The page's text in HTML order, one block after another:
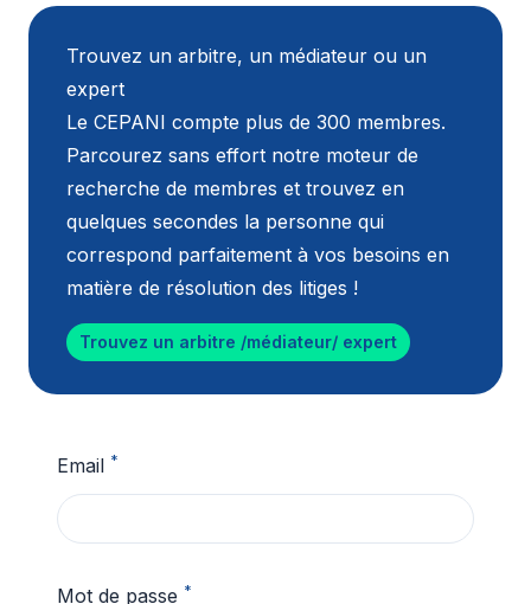
Trouvez un arbitre, un médiateur ou un
expert
Le CEPANI compte plus de 300 membres.
Parcourez sans effort notre moteur de
recherche de membres et trouvez en
quelques secondes la personne qui
correspond parfaitement à vos besoins en
matière de résolution des litiges !
Trouvez un arbitre /médiateur/ expert
Email *
Mot de passe *